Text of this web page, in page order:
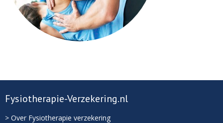
Fysiotherapie-Verzekering.nl
> Over Fysiotherapie verzekering